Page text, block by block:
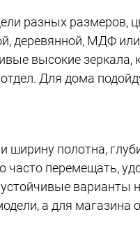
разных размеров,
деревянной, МДФ
высокие зеркала,
Для дома
полотна,
часто перемещать,
варианты
а для